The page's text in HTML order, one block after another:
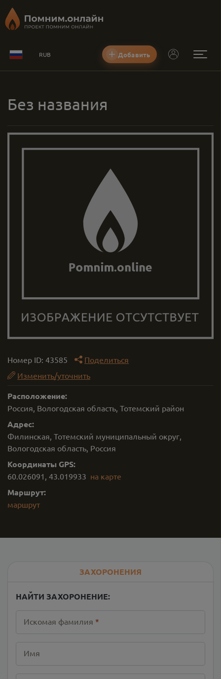
RUB Добавить
Без названия
Номер ID: 43585
Поделиться
Изменить/уточнить
Расположение:
Россия, Вологодская область, Тотемский район
Адрес:
Филинская, Тотемский муниципальный округ,
Вологодская область, Россия
Координаты GPS:
60.026091 , 43.019933 на карте
Маршрут:
маршрут
ЗАХОРОНЕНИЯ
НАЙТИ ЗАХОРОНЕНИЕ:
Искомая фамилия *
Имя